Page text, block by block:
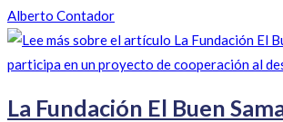
Alberto Contador
La Fundación El Buen